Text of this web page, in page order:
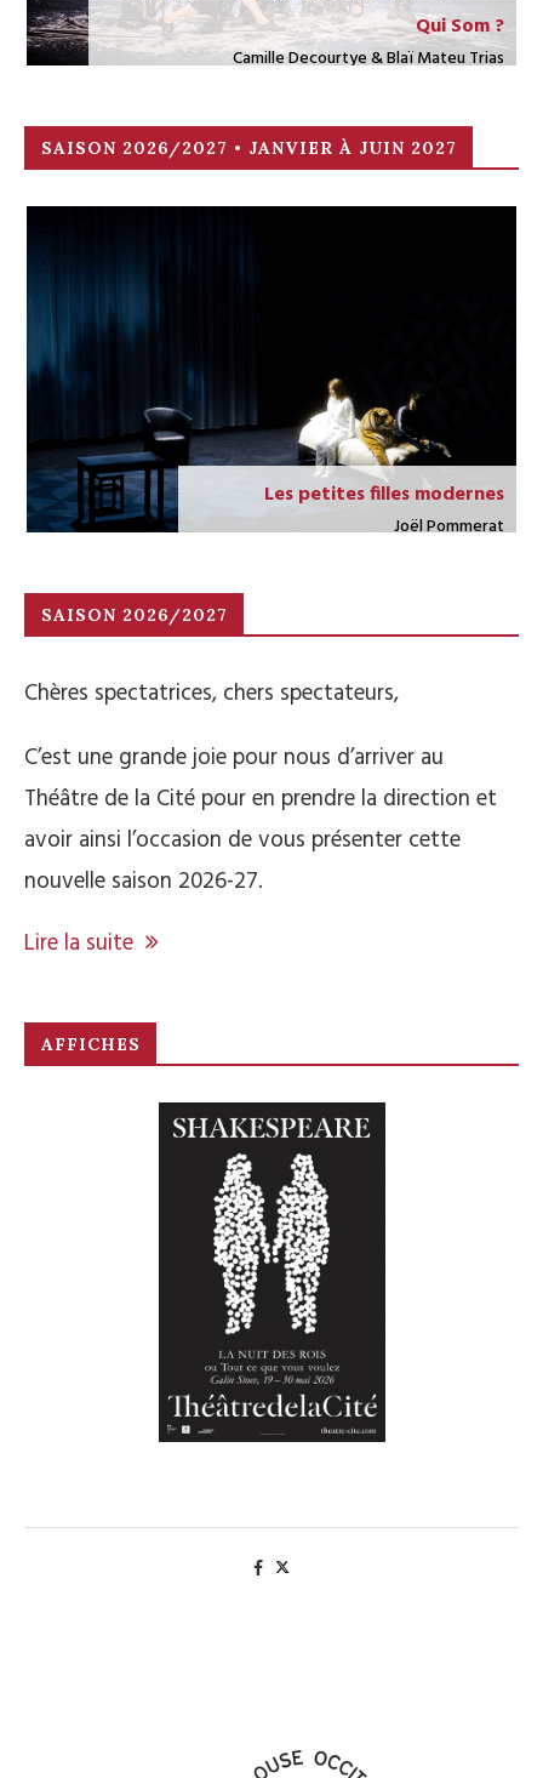
Qui Som ?
Camille Decourtye & Blaï Mateu Trias
Réservations
SAISON 2026/2027 • JANVIER À JUIN 2027
Les petites filles modernes
Joël Pommerat
SAISON 2026/2027
Chères spectatrices, chers spectateurs,
C’est une grande joie pour nous d’arriver au
Théâtre de la Cité pour en prendre la direction et
avoir ainsi l’occasion de vous présenter cette
nouvelle saison 2026-27.
Lire la suite
AFFICHES